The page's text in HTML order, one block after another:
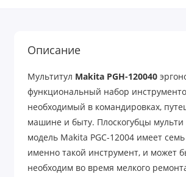
Описание
Мультитул Makita PGH-120040
функциональный набор
необходимый в командировках,
машине и быту. Плоскогубцы
модель Makita PGC-12004 имеет
именно такой инструмент, и может
необходим во время мелкого